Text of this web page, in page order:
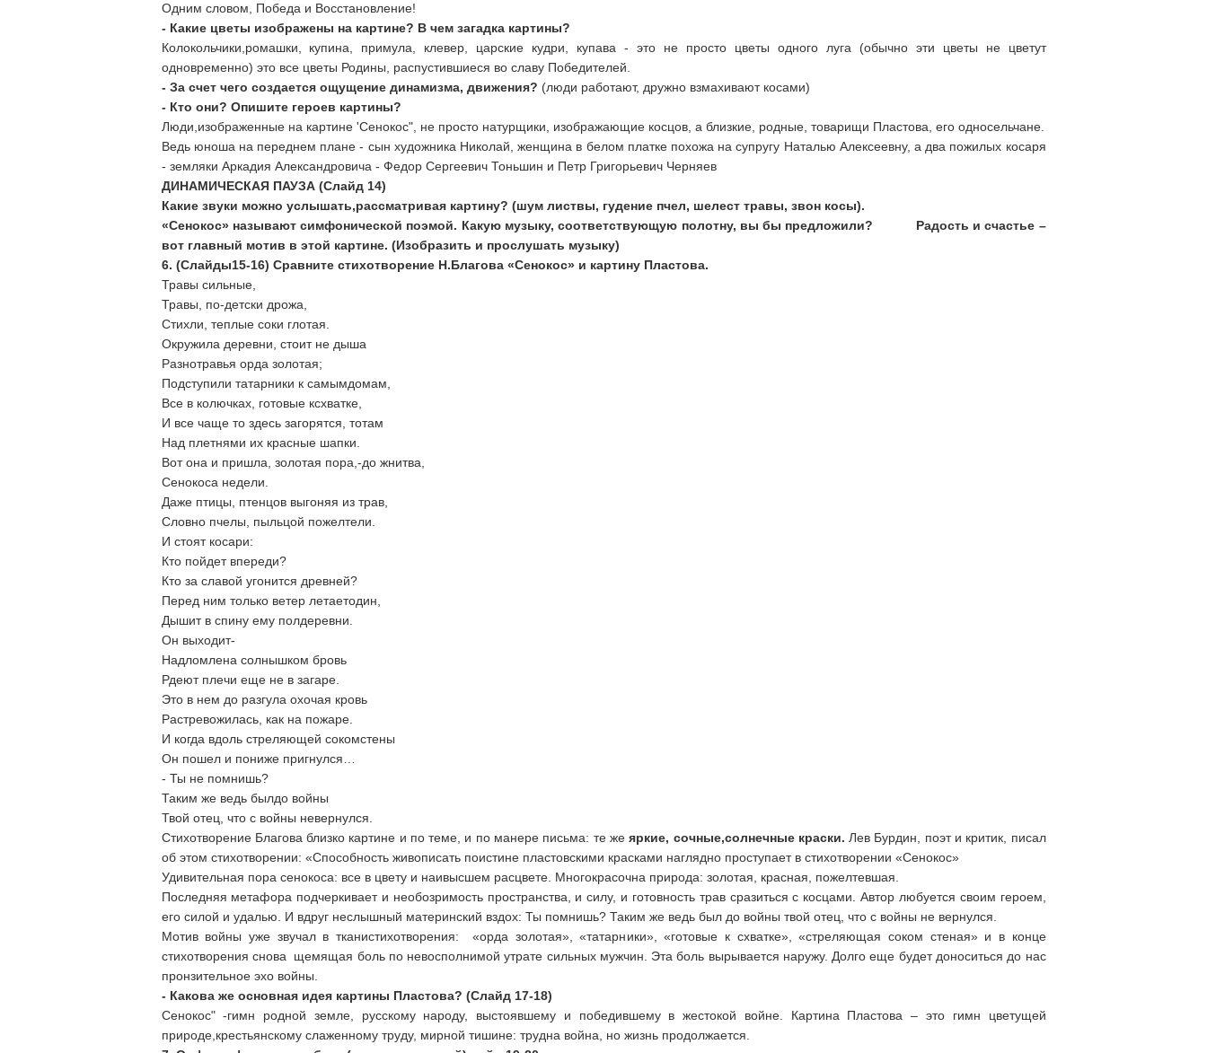
Одним словом, Победа и Восстановление!
- Какие цветы изображены на картине? В чем загадка картины?
Колокольчики,ромашки, купина, примула, клевер, царские кудри, купава - это не просто цветы одного луга (обычно эти цветы не цветут
одновременно) это все цветы Родины, распустившиеся во славу Победителей.
- За счет чего создается ощущение динамизма, движения? (люди работают, дружно взмахивают косами)
- Кто они? Опишите героев картины?
Люди,изображенные на картине 'Сенокос", не просто натурщики, изображающие косцов, а близкие, родные, товарищи Пластова, его односельчане.
Ведь юноша на переднем плане - сын художника Николай, женщина в белом платке похожа на супругу Наталью Алексеевну, а два пожилых косаря
- земляки Аркадия Александровича - Федор Сергеевич Тоньшин и Петр Григорьевич Черняев
ДИНАМИЧЕСКАЯ ПАУЗА (Слайд 14)
Какие звуки можно услышать,рассматривая картину? (шум листвы, гудение пчел, шелест травы, звон косы).
«Сенокос» называют симфонической поэмой. Какую музыку, соответствующую полотну, вы бы предложили?
Радость и счастье –
вот главный мотив в этой картине. (Изобразить и прослушать музыку)
6. (Слайды15-16) Сравните стихотворение Н.Благова «Сенокос» и картину Пластова.
Травы сильные,
Травы, по-детски дрожа,
Стихли, теплые соки глотая.
Окружила деревни, стоит не дыша
Разнотравья орда золотая;
Подступили татарники к самымдомам,
Все в колючках, готовые ксхватке,
И все чаще то здесь загорятся, тотам
Над плетнями их красные шапки.
Вот она и пришла, золотая пора,-до жнитва,
Сенокоса недели.
Даже птицы, птенцов выгоняя из трав,
Словно пчелы, пыльцой пожелтели.
И стоят косари:
Кто пойдет впереди?
Кто за славой угонится древней?
Перед ним только ветер летаетодин,
Дышит в спину ему полдеревни.
Он выходит-
Надломлена солнышком бровь
Рдеют плечи еще не в загаре.
Это в нем до разгула охочая кровь
Растревожилась, как на пожаре.
И когда вдоль стреляющей сокомстены
Он пошел и пониже пригнулся…
- Ты не помнишь?
Таким же ведь былдо войны
Твой отец, что с войны невернулся.
Стихотворение Благова близко картине и по теме, и по манере письма: те жеяркие, сочные,солнечные краски. Лев Бурдин, поэт и критик, писал
об этом стихотворении: «Способность живописать поистине пластовскими красками наглядно проступает в стихотворении «Сенокос»
Удивительная пора сенокоса: все в цвету и наивысшем расцвете. Многокрасочна природа: золотая, красная, пожелтевшая.
Последняя метафора подчеркивает и необозримость пространства, и силу, и готовность трав сразиться с косцами. Автор любуется своим героем,
его силой и удалью. И вдруг неслышный материнский вздох: Ты помнишь? Таким же ведь был до войны твой отец, что с войны не вернулся.
Мотив войны уже звучал в тканистихотворения: «орда золотая», «татарники», «готовые к схватке», «стреляющая соком стеная» и в конце
стихотворения снова щемящая боль по невосполнимой утрате сильных мужчин. Эта боль вырывается наружу. Долго еще будет доноситься до нас
пронзительное эхо войны.
- Какова же основная идея картины Пластова? (Слайд 17-18)
Сенокос" -гимн родной земле, русскому народу, выстоявшему и победившему в жестокой войне. Картина Пластова – это гимн цветущей
природе,крестьянскому слаженному труду, мирной тишине: трудна война, но жизнь продолжается.